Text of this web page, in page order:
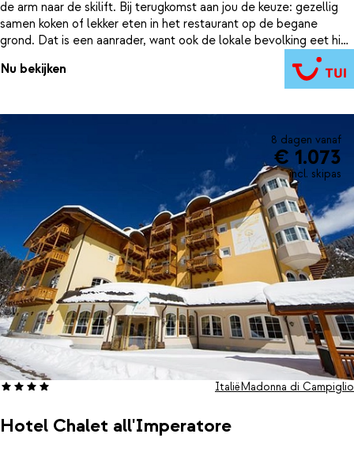
de arm naar de skilift. Bij terugkomst aan jou de keuze: gezellig
samen koken of lekker eten in het restaurant op de begane
grond. Dat is een aanrader, want ook de lokale bevolking eet hier
Nu bekijken
8 dagen vanaf
€ 1.073
incl. skipas
Hotel Chalet all'Imperatore
ItaliëMadonna di Campiglio